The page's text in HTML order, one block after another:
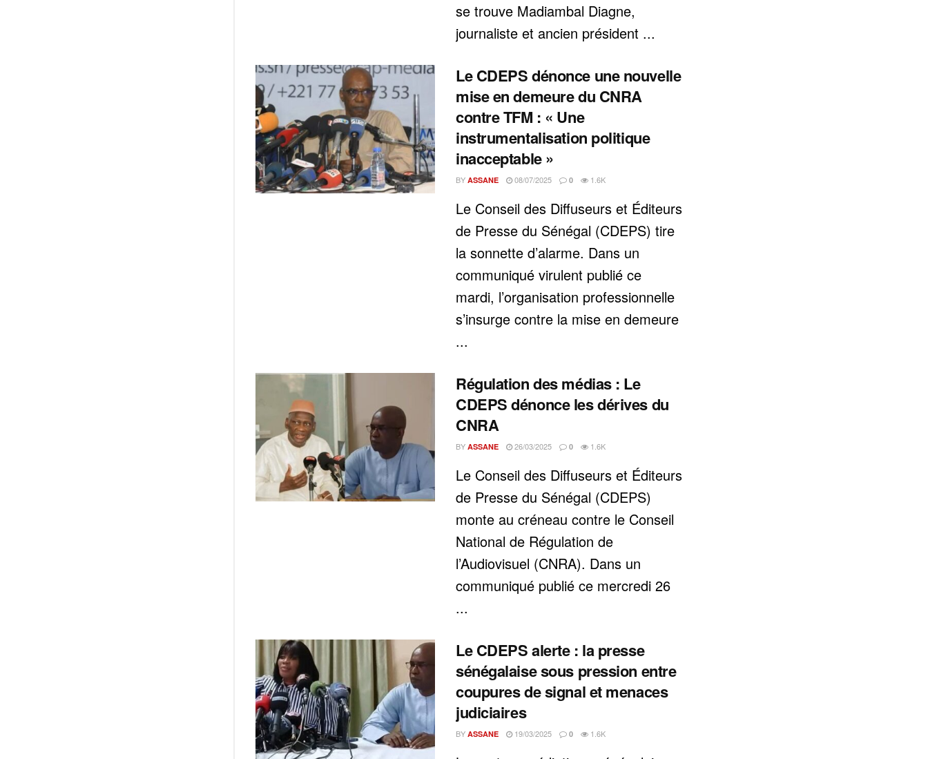
se trouve Madiambal Diagne,
journaliste et ancien président ...
Le CDEPS dénonce une nouvelle
mise en demeure du CNRA
contre TFM : « Une
instrumentalisation politique
inacceptable »
BY ASSANE 08/07/2025 0 1.6K
Le Conseil des Diffuseurs et Éditeurs
de Presse du Sénégal (CDEPS) tire
la sonnette d’alarme. Dans un
communiqué virulent publié ce
mardi, l’organisation professionnelle
s’insurge contre la mise en demeure
...
Régulation des médias : Le
CDEPS dénonce les dérives du
CNRA
BY ASSANE 26/03/2025 0 1.6K
Le Conseil des Diffuseurs et Éditeurs
de Presse du Sénégal (CDEPS)
monte au créneau contre le Conseil
National de Régulation de
l’Audiovisuel (CNRA). Dans un
communiqué publié ce mercredi 26
...
Le CDEPS alerte : la presse
sénégalaise sous pression entre
coupures de signal et menaces
judiciaires
BY ASSANE 19/03/2025 0 1.6K